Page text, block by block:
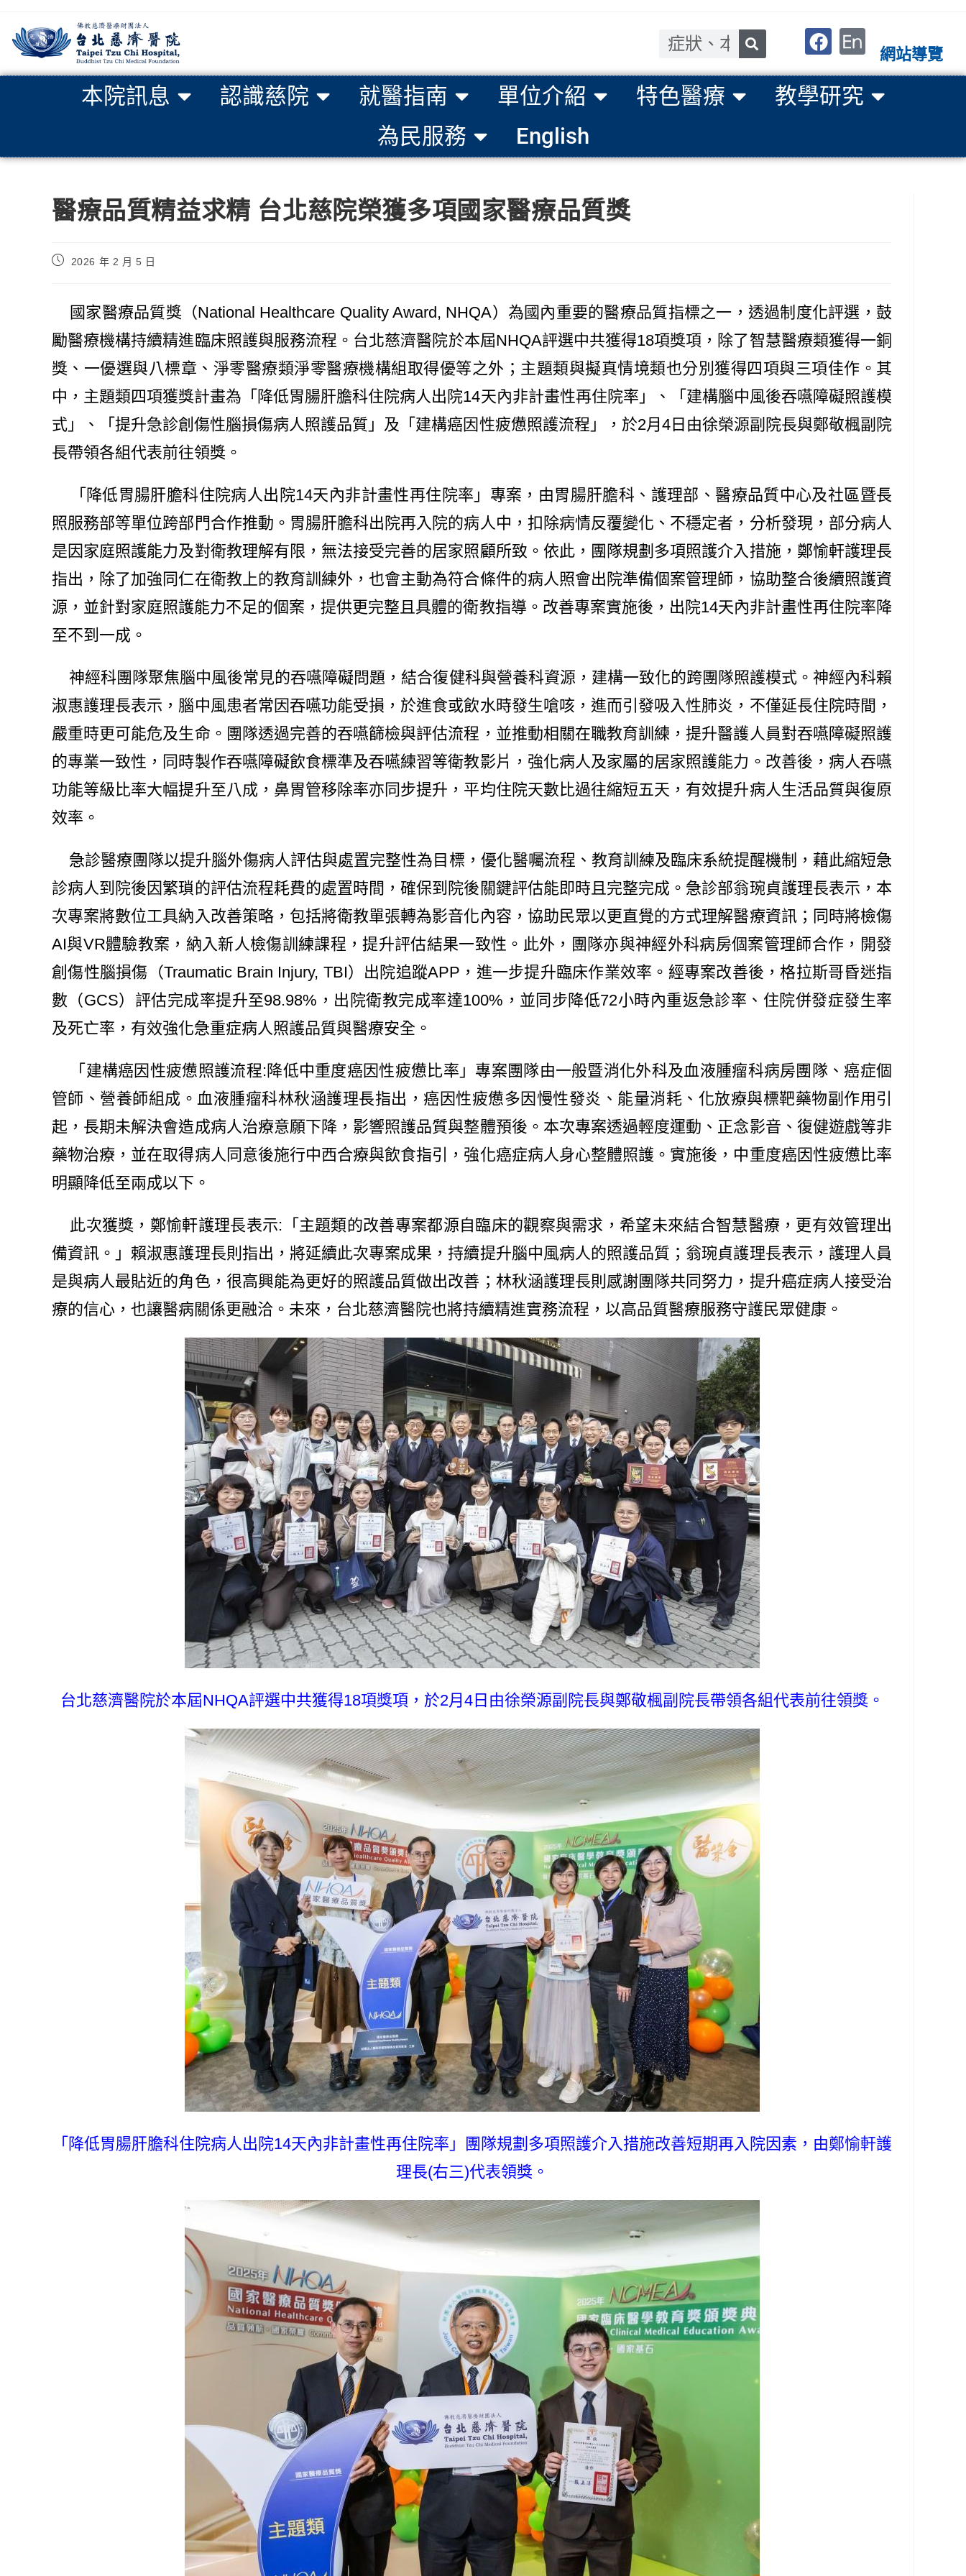
網站導覽
本院訊息 認識慈院 就醫指南 單位介紹 特色醫療
教學研究
為民服務
English
醫療品質精益求精 台北慈院榮獲多項國家醫療品質獎
2026 年 2 月 5 日
國家醫療品質獎（National Healthcare Quality Award, NHQA）為國內重要的醫療品質指標之一，透過制度化評選，鼓
勵醫療機構持續精進臨床照護與服務流程。台北慈濟醫院於本屆NHQA評選中共獲得18項獎項，除了智慧醫療類獲得一銅
獎、一優選與八標章、淨零醫療類淨零醫療機構組取得優等之外；主題類與擬真情境類也分別獲得四項與三項佳作。其
中，主題類四項獲獎計畫為「降低胃腸肝膽科住院病人出院14天內非計畫性再住院率」、「建構腦中風後吞嚥障礙照護模
式」、「提升急診創傷性腦損傷病人照護品質」及「建構癌因性疲憊照護流程」，於2月4日由徐榮源副院長與鄭敬楓副院
長帶領各組代表前往領獎。
「降低胃腸肝膽科住院病人出院14天內非計畫性再住院率」專案，由胃腸肝膽科、護理部、醫療品質中心及社區暨長
照服務部等單位跨部門合作推動。胃腸肝膽科出院再入院的病人中，扣除病情反覆變化、不穩定者，分析發現，部分病人
是因家庭照護能力及對衛教理解有限，無法接受完善的居家照顧所致。依此，團隊規劃多項照護介入措施，鄭愉軒護理長
指出，除了加強同仁在衛教上的教育訓練外，也會主動為符合條件的病人照會出院準備個案管理師，協助整合後續照護資
源，並針對家庭照護能力不足的個案，提供更完整且具體的衛教指導。改善專案實施後，出院14天內非計畫性再住院率降
至不到一成。
神經科團隊聚焦腦中風後常見的吞嚥障礙問題，結合復健科與營養科資源，建構一致化的跨團隊照護模式。神經內科賴
淑惠護理長表示，腦中風患者常因吞嚥功能受損，於進食或飲水時發生嗆咳，進而引發吸入性肺炎，不僅延長住院時間，
嚴重時更可能危及生命。團隊透過完善的吞嚥篩檢與評估流程，並推動相關在職教育訓練，提升醫護人員對吞嚥障礙照護
的專業一致性，同時製作吞嚥障礙飲食標準及吞嚥練習等衛教影片，強化病人及家屬的居家照護能力。改善後，病人吞嚥
功能等級比率大幅提升至八成，鼻胃管移除率亦同步提升，平均住院天數比過往縮短五天，有效提升病人生活品質與復原
效率。
急診醫療團隊以提升腦外傷病人評估與處置完整性為目標，優化醫囑流程、教育訓練及臨床系統提醒機制，藉此縮短急
診病人到院後因繁瑣的評估流程耗費的處置時間，確保到院後關鍵評估能即時且完整完成。急診部翁琬貞護理長表示，本
次專案將數位工具納入改善策略，包括將衛教單張轉為影音化內容，協助民眾以更直覺的方式理解醫療資訊；同時將檢傷
AI與VR體驗教案，納入新人檢傷訓練課程，提升評估結果一致性。此外，團隊亦與神經外科病房個案管理師合作，開發
創傷性腦損傷（Traumatic Brain Injury, TBI）出院追蹤APP，進一步提升臨床作業效率。經專案改善後，格拉斯哥昏迷指
數（GCS）評估完成率提升至98.98%，出院衛教完成率達100%，並同步降低72小時內重返急診率、住院併發症發生率
及死亡率，有效強化急重症病人照護品質與醫療安全。
「建構癌因性疲憊照護流程:降低中重度癌因性疲憊比率」專案團隊由一般暨消化外科及血液腫瘤科病房團隊、癌症個
管師、營養師組成。血液腫瘤科林秋涵護理長指出，癌因性疲憊多因慢性發炎、能量消耗、化放療與標靶藥物副作用引
起，長期未解決會造成病人治療意願下降，影響照護品質與整體預後。本次專案透過輕度運動、正念影音、復健遊戲等非
藥物治療，並在取得病人同意後施行中西合療與飲食指引，強化癌症病人身心整體照護。實施後，中重度癌因性疲憊比率
明顯降低至兩成以下。
此次獲獎，鄭愉軒護理長表示:「主題類的改善專案都源自臨床的觀察與需求，希望未來結合智慧醫療，更有效管理出
備資訊。」賴淑惠護理長則指出，將延續此次專案成果，持續提升腦中風病人的照護品質；翁琬貞護理長表示，護理人員
是與病人最貼近的角色，很高興能為更好的照護品質做出改善；林秋涵護理長則感謝團隊共同努力，提升癌症病人接受治
療的信心，也讓醫病關係更融洽。未來，台北慈濟醫院也將持續精進實務流程，以高品質醫療服務守護民眾健康。
台北慈濟醫院於本屆NHQA評選中共獲得18項獎項，於2月4日由徐榮源副院長與鄭敬楓副院長帶領各組代表前往領獎。
「降低胃腸肝膽科住院病人出院14天內非計畫性再住院率」團隊規劃多項照護介入措施改善短期再入院因素，由鄭愉軒護
理長(右三)代表領獎。